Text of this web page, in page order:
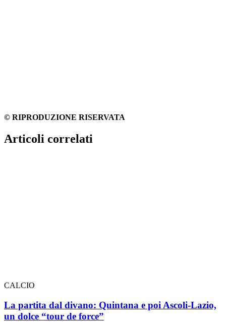
© RIPRODUZIONE RISERVATA
Articoli correlati
CALCIO
La partita dal divano: Quintana e poi Ascoli-Lazio,
un dolce “tour de force”